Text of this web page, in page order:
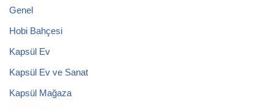
Genel
Hobi Bahçesi
Kapsül Ev
Kapsül Ev ve Sanat
Kapsül Mağaza